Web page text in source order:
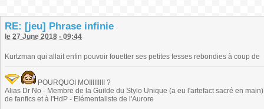
RE: [jeu] Phrase infinie
le 27 June 2018 - 09:44
Kurtzman qui allait enfin pouvoir fouetter ses petites fesses rebondies à coup de
POURQUOI MOIIIIIIIII ?
Alias Dr No - Membre de la Guilde du Stylo Unique (a eu l'artefact sacré en
de fanfics et à l'HdP - Elémentaliste de l'Aurore